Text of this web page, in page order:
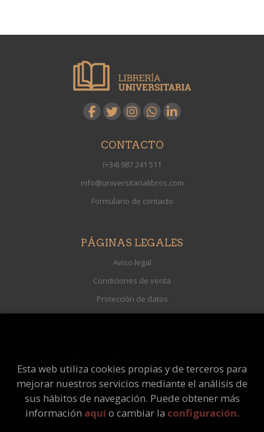
CONTACTO
(+34) 987 241 511
info@universitarialibros.com
Formulario de contacto
PÁGINAS LEGALES
Aviso legal
Condiciones de venta
Protección de datos
Política de Cookies
Quiénes somos
Pedidos especiales
Esta web utiliza cookies propias y de terceros para
mejorar nuestros servicios mediante el análisis de
sus hábitos de navegación. Puede obtener más
información aquío cambiar la configuración.